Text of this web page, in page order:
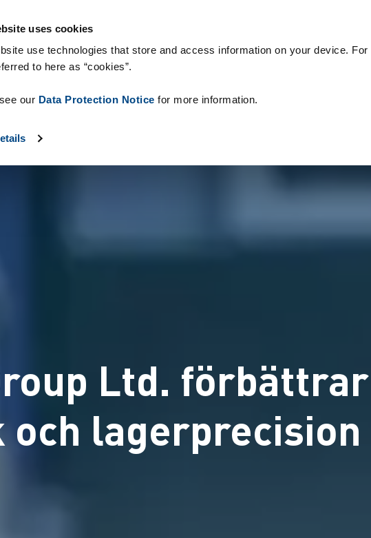
uses cookies
use technologies that store and access information on your device.
to here as “cookies”.
our Data Protection Notice for more information.
Teknik och förbrukningsvaror
Ltd.
lagerprecision